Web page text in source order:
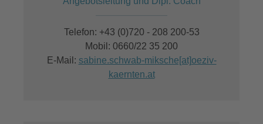
Telefon: +43 (0)720 - 208 200-53
Mobil: 0660/22 35 200
E-Mail: sabine.schwab-miksche[at]oeziv-
kaernten.at